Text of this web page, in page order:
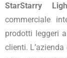
StarStarry
commerciale
prodotti leggeri
clienti.